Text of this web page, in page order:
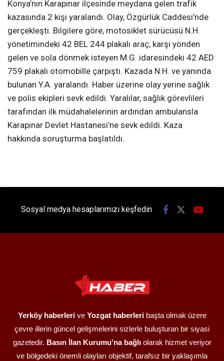
Konya’nın Karapınar ilçesinde meydana gelen trafik
kazasında 2 kişi yaralandı. Olay, Özgürlük Caddesi’nde
gerçekleşti. Bilgilere göre, motosiklet sürücüsü N.H.
yönetimindeki 42 BEL 244 plakalı araç, karşı yönden
gelen ve sola dönmek isteyen M.G. idaresindeki 42 AED
759 plakalı otomobille çarpıştı. Kazada N.H. ve yanında
bulunan Y.A. yaralandı. Haber üzerine olay yerine sağlık
ve polis ekipleri sevk edildi. Yaralılar, sağlık görevlileri
tarafından ilk müdahalelerinin ardından ambulansla
Karapınar Devlet Hastanesi’ne sevk edildi. Kaza
hakkında soruşturma başlatıldı.
Sosyal medya hesaplarımızı keşfedin
Yerköy haberlerive Yozgat haberleribaşta olmak üzere
çevre illerin güncel gelişmelerini sizlerle buluşturan bir siyasi
gazetedir. Basın İlan Kurumu'na bağlıolarak hizmet veriyor
ve bölgedeki önemli olayları objektif, tarafsız bir yaklaşımla